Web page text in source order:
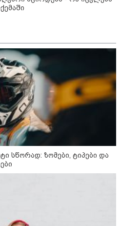
სწორად: ზომები, ტიპები და